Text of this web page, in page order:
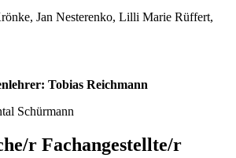
Jan Nesterenko, Lilli Marie Rüffert,
Tobias Reichmann
Schürmann
r Fachangestellte/r